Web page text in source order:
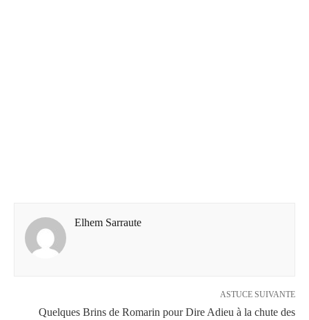
Elhem Sarraute
ASTUCE SUIVANTE
Quelques Brins de Romarin pour Dire Adieu à la chute des